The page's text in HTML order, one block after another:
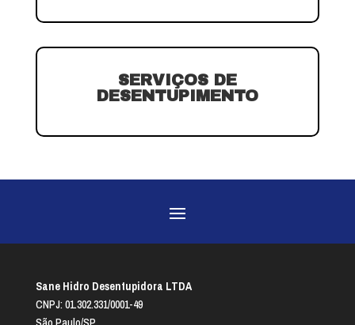
SERVIÇOS DE
DESENTUPIMENTO
Sane Hidro Desentupidora LTDA
CNPJ: 01.302.331/0001-49